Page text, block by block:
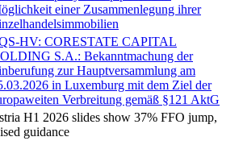
einer Zusammenlegung ihrer
HV: CORESTATE CAPITAL
S.A.: Bekanntmachung der
zur Hauptversammlung am
in Luxemburg mit dem Ziel der
Verbreitung gemäß §121 AktG
H1 2026 slides show 37% FFO jump,
guidance